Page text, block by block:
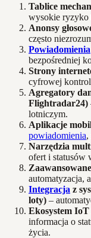
Tablice
wysokie ryzyko
Anonsy
często
Powiadomienia
bezpośredniej
Strony
cyfrowej
Agregatory
Flightradar24)
lotniczym.
Aplikacje
powiadomienia,
Narzędzia
ofert i statusów
Zaawansowane
automatyzacja,
Integracja z
loty) –
Ekosystem
informacja o
życia.